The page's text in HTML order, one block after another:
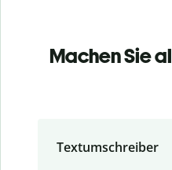
Machen Sie
Textumschreiber